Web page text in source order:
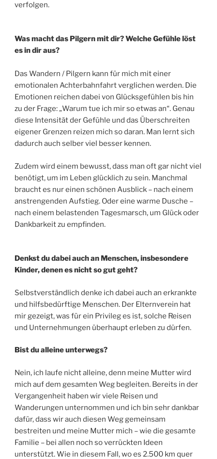
verfolgen.
Was macht das Pilgern mit dir? Welche Gefühle löst
es in dir aus?
Das Wandern / Pilgern kann für mich mit einer
emotionalen Achterbahnfahrt verglichen werden. Die
Emotionen reichen dabei von Glücksgefühlen bis hin
zu der Frage: „Warum tue ich mir so etwas an“. Genau
diese Intensität der Gefühle und das Überschreiten
eigener Grenzen reizen mich so daran. Man lernt sich
dadurch auch selber viel besser kennen.
Zudem wird einem bewusst, dass man oft gar nicht viel
benötigt, um im Leben glücklich zu sein. Manchmal
braucht es nur einen schönen Ausblick – nach einem
anstrengenden Aufstieg. Oder eine warme Dusche –
nach einem belastenden Tagesmarsch, um Glück oder
Dankbarkeit zu empfinden.
Denkst du dabei auch an Menschen, insbesondere
Kinder, denen es nicht so gut geht?
Selbstverständlich denke ich dabei auch an erkrankte
und hilfsbedürftige Menschen. Der Elternverein hat
mir gezeigt, was für ein Privileg es ist, solche Reisen
und Unternehmungen überhaupt erleben zu dürfen.
Bist du alleine unterwegs?
Nein, ich laufe nicht alleine, denn meine Mutter wird
mich auf dem gesamten Weg begleiten. Bereits in der
Vergangenheit haben wir viele Reisen und
Wanderungen unternommen und ich bin sehr dankbar
dafür, dass wir auch diesen Weg gemeinsam
bestreiten und meine Mutter mich – wie die gesamte
Familie – bei allen noch so verrückten Ideen
unterstützt. Wie in diesem Fall, wo es 2.500 km quer